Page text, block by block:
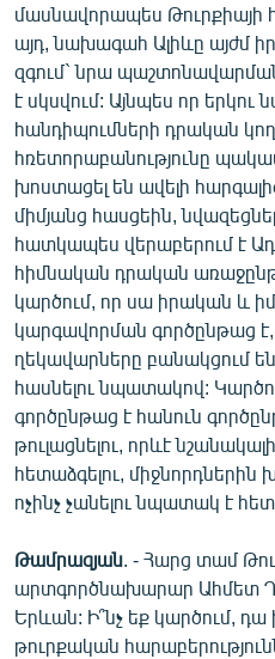
մասնավորապես Թուրքիայի
այդ, նախագահ Ալիևը այժմ
զգում` նրա
է սկսվում: Այնպես որ
հանդիպումների դրական
հռետորաբանությունը
խոստացել են ավելի
միմյանց հասցեին,
հատկապես վերաբերում է
հիմնական դրական
կարծում, որ սա իրական և
կարգավորման գործընթաց է,
ղեկավարները բանակցում
հասնելու նպատակով:
գործընթաց է հանուն
թուլացնելու, որևէ
հետաձգելու, միջնորդներին
ոչինչ չանելու նպատակ է
Թամրազյան . - Հարց տամ
արտգործնախարար Ահմետ
Երևան: Ի՞նչ եք կարծում, դա
թուրքական